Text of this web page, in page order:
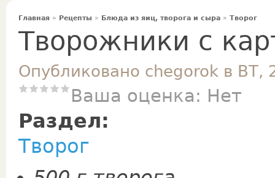
Главная » Рецепты » Блюда из яиц, творога и сыра » Творог
Творожники с
Опубликовано chegorok в ВТ,
Ваша оценка: Нет
Раздел:
Творог